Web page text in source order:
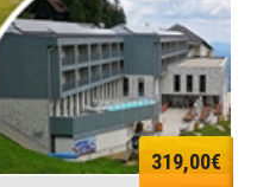
319,00€